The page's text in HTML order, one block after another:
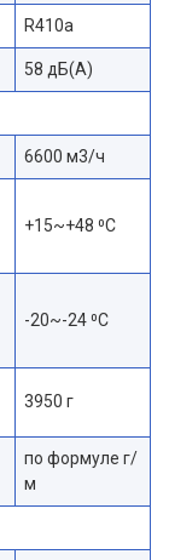
R410a
58 дБ(А)
6600 м3/ч
+15~+48 ⁰С
-20~-24 ⁰С
3950 г
по формуле г/
м